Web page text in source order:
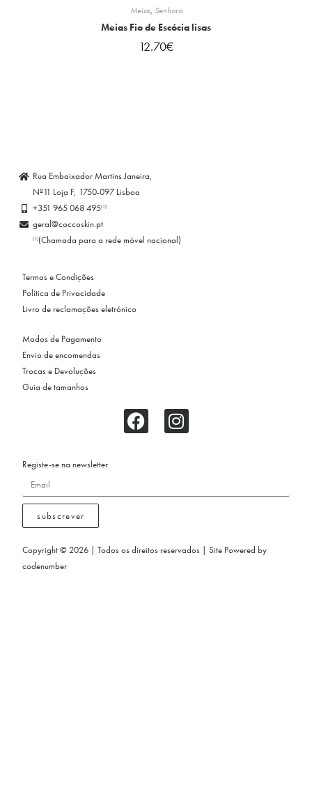
Meias, Senhora
Meias Fio de Escócia lisas
12.70€
Rua Embaixador Martins Janeira,
Nº11 Loja F, 1750-097 Lisboa
+351 965 068 495(1)
geral@coccoskin.pt
(1)(Chamada para a rede móvel nacional)
Termos e Condições
Política de Privacidade
Livro de reclamações eletrónico
Modos de Pagamento
Envio de encomendas
Trocas e Devoluções
Guia de tamanhos
Registe-se na newsletter
subscrever
Copyright © 2026 | Todos os direitos reservados | Site Powered by
codenumber